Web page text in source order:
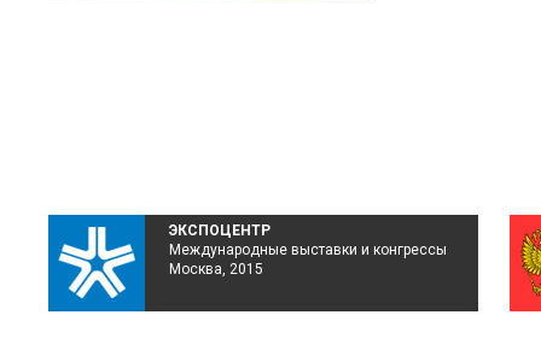
ЭКСПОЦЕНТР
Международные выставки и конгрессы
Москва, 2015